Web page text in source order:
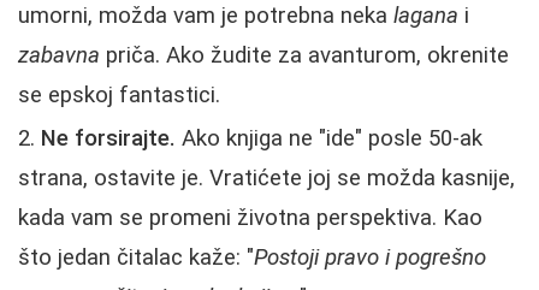
umorni, možda vam je potrebna neka lagana i
zabavna priča. Ako žudite za avanturom, okrenite
se epskoj fantastici.
Ne forsirajte. Ako knjiga ne "ide" posle 50-ak
strana, ostavite je. Vratićete joj se možda kasnije,
kada vam se promeni životna perspektiva. Kao
što jedan čitalac kaže: "Postoji pravo i pogrešno